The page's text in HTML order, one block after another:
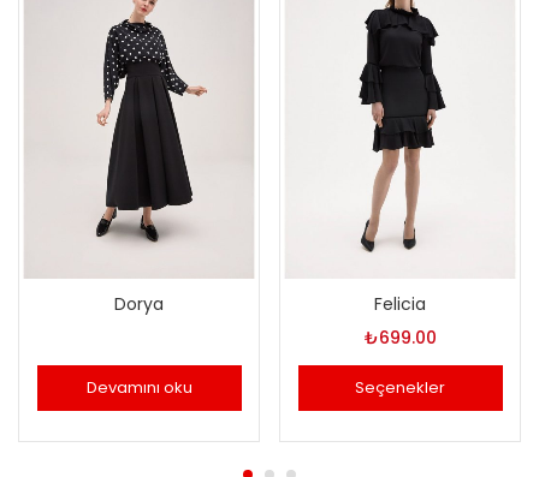
Dorya
Devamını oku
Felicia
₺699.00
Seçenekler